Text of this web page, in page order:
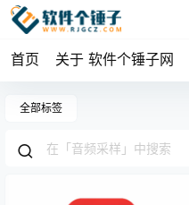
首页 关于 软件个锤子网
全部标签